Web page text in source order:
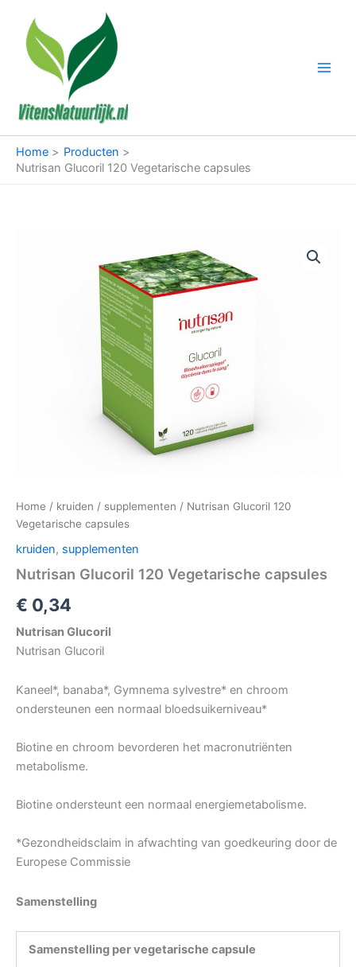
inhoud
Home
Producten
Nutrisan Glucoril 120 Vegetarische capsules
Home / kruiden / supplementen / Nutrisan Glucoril 120
Vegetarische capsules
kruiden, supplementen
Nutrisan Glucoril 120 Vegetarische capsules
€ 0,34
Nutrisan Glucoril
Nutrisan Glucoril
Kaneel*, banaba*, Gymnema sylvestre* en chroom
ondersteunen een normaal bloedsuikerniveau*
Biotine en chroom bevorderen het macronutriënten
metabolisme.
Biotine ondersteunt een normaal energiemetabolisme.
*Gezondheidsclaim in afwachting van goedkeuring door de
Europese Commissie
Samenstelling
Samenstelling per vegetarische capsule